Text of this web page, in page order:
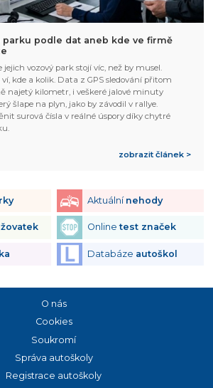
parku podle dat aneb kde ve firmě
vozový park stojí víc, než by musel.
kde a kolik. Data z GPS sledování přitom
najetý kilometr, i veškeré jalové minuty
šlape na plyn, jako by závodil v rallye.
surová čísla v reálné úspory díky chytré
zobrazit článek >
Aktuální nehody
Onlinetest značek
Databáze autoškol
O nás
Cookies
Soukromí
Správa autoškoly
Registrace autoškoly